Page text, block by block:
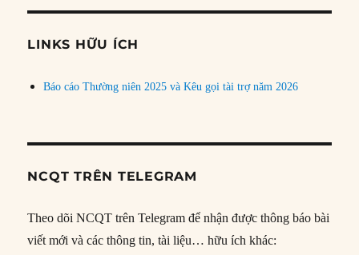
đề
LINKS HỮU ÍCH
Báo cáo Thường niên 2025 và Kêu gọi tài trợ năm 2026
NCQT TRÊN TELEGRAM
Theo dõi NCQT trên Telegram để nhận được thông báo bài
viết mới và các thông tin, tài liệu… hữu ích khác: